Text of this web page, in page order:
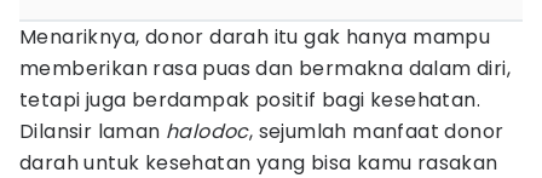
Menariknya, donor darah itu gak hanya mampu
memberikan rasa puas dan bermakna dalam diri,
tetapi juga berdampak positif bagi kesehatan.
Dilansir laman halodoc, sejumlah manfaat donor
darah untuk kesehatan yang bisa kamu rasakan